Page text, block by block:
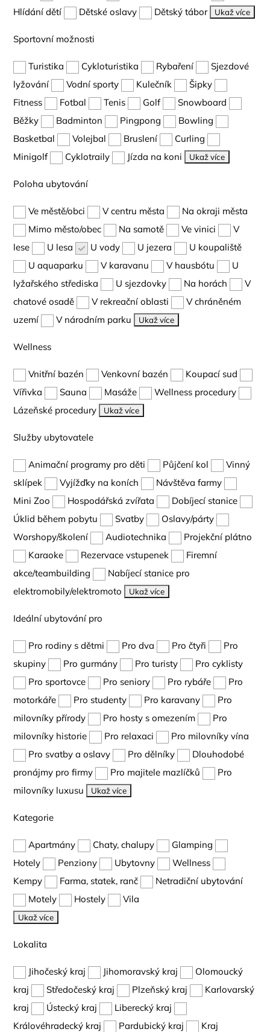
Hlídání dětí
Dětské oslavy Dětský tábor Ukaž více
Sportovní možnosti
Turistika Cykloturistika Rybaření
Sjezdové
lyžování
Vodní sporty Kulečník
Šipky
Fitness
Fotbal Tenis Golf
Snowboard
Běžky
Badminton Pingpong
Bowling
Basketbal
Volejbal Bruslení
Curling
Minigolf
Cyklotraily Jízda na koni Ukaž více
Poloha ubytování
Ve městě/obci V centru města
Na okraji města
Mimo město/obec
Na samotě Ve vinici
V
lese
U lesa U vody U jezera
U koupaliště
U aquaparku
V karavanu V hausbótu
U
lyžařského střediska
U sjezdovky Na horách
V
chatové osadě
V rekreační oblasti
V chráněném
uzemí
V národním parku Ukaž více
Wellness
Vnitřní bazén Venkovní bazén
Koupací sud
Vířivka
Sauna Masáže
Wellness procedury
Lázeňské procedury
Ukaž více
Služby ubytovatele
Animační programy pro děti Půjčení kol
Vinný
sklípek
Vyjížďky na koních
Návštěva farmy
Mini Zoo
Hospodářská zvířata
Dobíjecí stanice
Úklid během pobytu
Svatby
Oslavy/párty
Worshopy/školení
Audiotechnika
Projekční plátno
Karaoke
Rezervace vstupenek
Firemní
akce/teambuilding
Nabíjecí stanice pro
elektromobily/elektromoto
Ukaž více
Ideální ubytování pro
Pro rodiny s dětmi Pro dva Pro čtyři
Pro
skupiny
Pro gurmány Pro turisty
Pro cyklisty
Pro sportovce
Pro seniory Pro rybáře
Pro
motorkáře
Pro studenty Pro karavany
Pro
milovníky přírody
Pro hosty s omezením
Pro
milovníky historie
Pro relaxaci
Pro milovníky vína
Pro svatby a oslavy
Pro dělníky
Dlouhodobé
pronájmy pro firmy
Pro majitele mazlíčků
Pro
milovníky luxusu
Ukaž více
Kategorie
Apartmány Chaty, chalupy
Glamping
Hotely
Penziony Ubytovny
Wellness
Kempy
Farma, statek, ranč
Netradiční ubytování
Motely
Hostely Vila
Ukaž více
Lokalita
Jihočeský kraj Jihomoravský kraj
Olomoucký
kraj
Středočeský kraj Plzeňský kraj
Karlovarský
kraj
Ústecký kraj
Liberecký kraj
Královéhradecký kraj
Pardubický kraj Kraj